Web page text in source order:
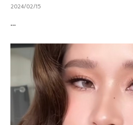
2024/02/15
…